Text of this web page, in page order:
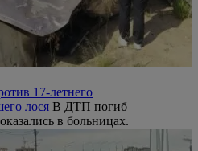
17-летнего
лося В ДТП погиб
в больницах.